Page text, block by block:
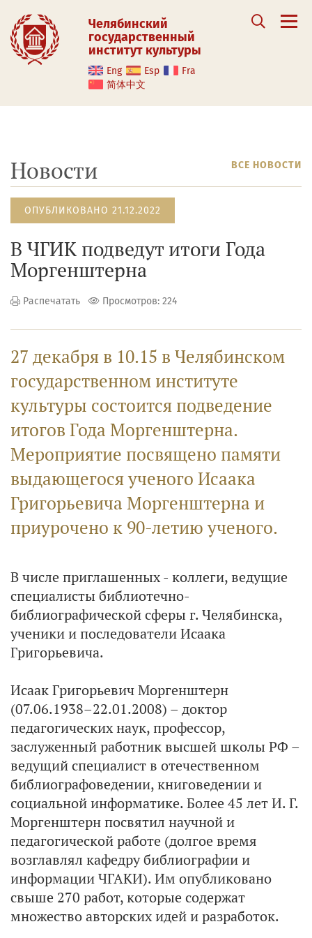
Челябинский
государственный
институт культуры
Eng Esp
Fra
简体中文
Новости ВСЕ НОВОСТИ
ОПУБЛИКОВАНО 21.12.2022
В ЧГИК подведут итоги Года
Моргенштерна
Распечатать Просмотров: 224
27 декабря в 10.15 в Челябинском
государственном институте
культуры состоится подведение
итогов Года Моргенштерна.
Мероприятие посвящено памяти
выдающегося ученого Исаака
Григорьевича Моргенштерна и
приурочено к 90-летию ученого.
В числе приглашенных ­- коллеги, ведущие
специалисты библиотечно-
библиографической сферы г. Челябинска,
ученики и последователи Исаака
Григорьевича.
Исаак Григорьевич Моргенштерн
(07.06.1938–22.01.2008) – доктор
педагогических наук, профессор,
заслуженный работник высшей школы РФ –
ведущий специалист в отечественном
библиографоведении, книговедении и
социальной информатике. Более 45 лет И. Г.
Моргенштерн посвятил научной и
педагогической работе (долгое время
возглавлял кафедру библиографии и
информации ЧГАКИ). Им опубликовано
свыше 270 работ, которые содержат
множество авторских идей и разработок.